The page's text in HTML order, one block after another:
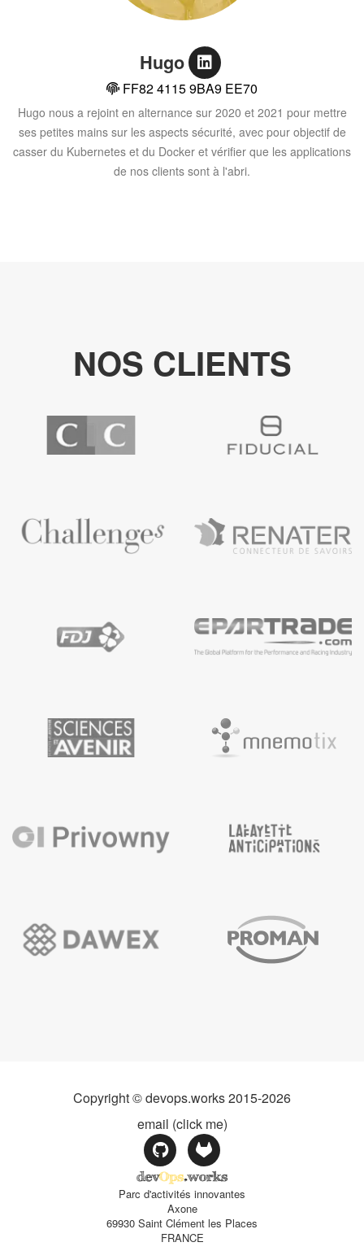
Hugo
FF82 4115 9BA9 EE70
Hugo nous a rejoint en alternance sur 2020 et 2021 pour mettre
ses petites mains sur les aspects sécurité, avec pour objectif de
casser du Kubernetes et du Docker et vérifier que les applications
de nos clients sont à l'abri.
NOS CLIENTS
Copyright © devops.works 2015-2026
email (click me)
devOps.works
Parc d'activités innovantes
Axone
69930 Saint Clément les Places
FRANCE